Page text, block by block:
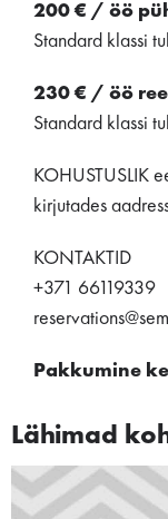
200 € / öö
Standard klassi
230 € / öö
Standard klassi
KOHUSTUSLIK
kirjutades
KONTAKTID
+371 66119339
Pakkumine
Lähimad